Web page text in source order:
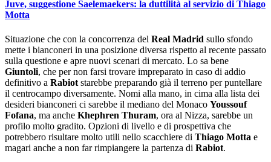
Juve, suggestione Saelemaekers: la duttilità al servizio di Thiago
Motta
Situazione che con la concorrenza del Real Madrid sullo sfondo
mette i bianconeri in una posizione diversa rispetto al recente passato
sulla questione e apre nuovi scenari di mercato. Lo sa bene
Giuntoli, che per non farsi trovare impreparato in caso di addio
definitivo a Rabiot starebbe preparando già il terreno per puntellare
il centrocampo diversamente. Nomi alla mano, in cima alla lista dei
desideri bianconeri ci sarebbe il mediano del Monaco Youssouf
Fofana, ma anche Khephren Thuram, ora al Nizza, sarebbe un
profilo molto gradito. Opzioni di livello e di prospettiva che
potrebbero risultare molto utili nello scacchiere di Thiago Motta e
magari anche a non far rimpiangere la partenza di Rabiot.